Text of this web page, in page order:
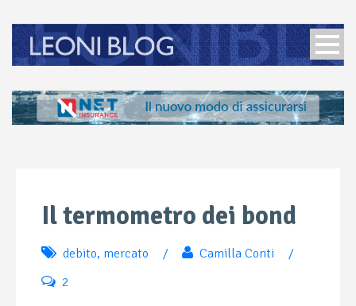
Il termometro dei bond
debito, mercato / Camilla Conti
/
2